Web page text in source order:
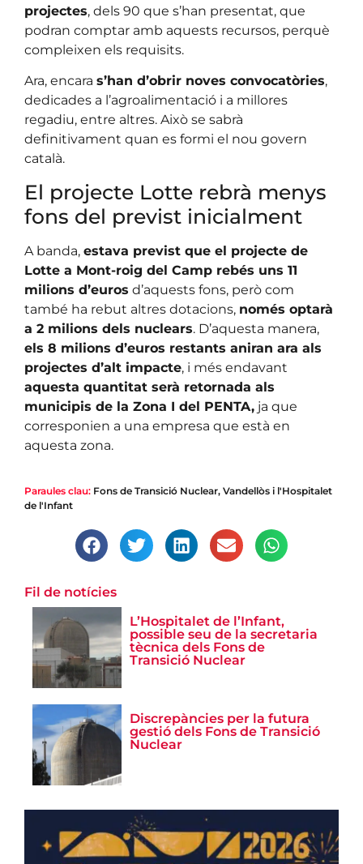
projectes, dels 90 que s’han presentat, que
podran comptar amb aquests recursos, perquè
compleixen els requisits.
Ara, encara s’han d’obrir noves convocatòries,
dedicades a l’agroalimentació i a millores
regadiu, entre altres. Això se sabrà
definitivament quan es formi el nou govern
català.
El projecte Lotte rebrà menys
fons del previst inicialment
A banda, estava previst que el projecte de
Lotte a Mont-roig del Camp rebés uns 11
milions d’euros d’aquests fons, però com
també ha rebut altres dotacions, només optarà
a 2 milions dels nuclears. D’aquesta manera,
els 8 milions d’euros restants aniran ara als
projectes d’alt impacte, i més endavant
aquesta quantitat serà retornada als
municipis de la Zona I del PENTA, ja que
corresponien a una empresa que està en
aquesta zona.
Paraules clau: Fons de Transició Nuclear, Vandellòs i l'Hospitalet
de l'Infant
Fil de notícies
L’Hospitalet de l’Infant,
possible seu de la secretaria
tècnica dels Fons de
Transició Nuclear
Discrepàncies per la futura
gestió dels Fons de Transició
Nuclear